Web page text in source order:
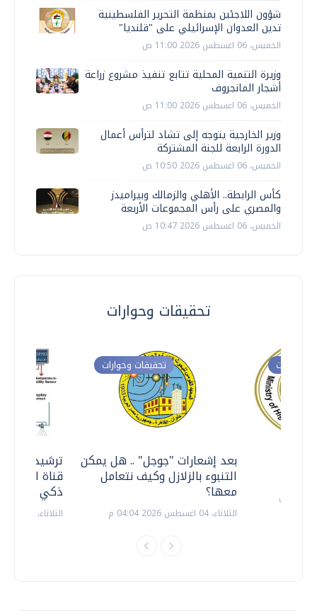
شؤون اللاجئين بمنظمة التحرير الفلسطينية
تدين العدوان الإسرائيلي على "قلنديا"
الخميس، 06 اغسطس 2026 11:00 ص
وزيرة التنمية المحلية تتابع تنفيذ مشروع زراعة
أشجار المانجروف
الخميس، 06 اغسطس 2026 11:00 ص
وزير الخارجية يتوجه إلى تشاد لترأس أعمال
الدورة الرابعة للجنة المشتركة
الخميس، 06 اغسطس 2026 10:50 ص
كأس الرابطة.. الأهلي والزمالك وبيراميدز
والمصري على رأس المجموعات الأربعة
الخميس، 06 اغسطس 2026 10:47 ص
تحقيقات وحوارات
ترشيدا
قناة
ذكي
الثلاثاء، 14 يوليو 2026 06:11 م
تحقيقات وحوارات
بعد إشعارات "جوجل" .. هل يمكن
التنبوء بالزلازل وكيف نتعامل
معها؟
الثلاثاء، 04 اغسطس 2026 04:04 م
وحوارات